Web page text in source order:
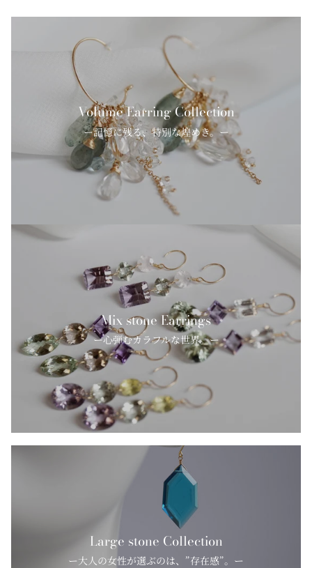
Volume Earring Collection
ー記憶に残る、特別な煌めき。ー
Mix stone Earrings
ー心弾むカラフルな世界。ー
Large stone Collection
ー大人の女性が選ぶのは、”存在感”。ー